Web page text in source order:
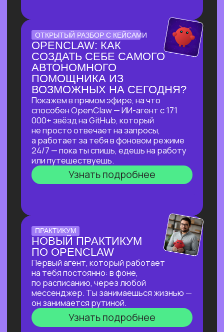
качественный комментарий для
СМИ
как собрать список компаний,
данные и инфографику по нужной
теме
как из самого примитивного
черновика «получить текст
уровня хорошего медиа»
Узнать подробнее
БОЛЬШОЙ ПРАКТИКУМ
ПО СОЗДАНИЮ
ВИЗУАЛЬНОГО КОНТЕНТА
С ИИ-ИНСТРУМЕНТАМИ,
ДОСТУПНЫМИ В РФ
За 2 часа покажем, как создавать
трендовый видеоконтент уровня Veo‑3,
ОТКРЫТАЯ ЛЕКЦИЯ
ИИ ДЛЯ РУКОВОДИТЕЛЯ:
КАК ОСВОБОДИТЬ 10+
ЧАСОВ В НЕДЕЛЮ
И ПОВЫСИТЬ
ЭФФЕКТИВНОСТЬ
КОМАНДЫ?
И перейти от «Мне не хватает времени
разобраться с ИИ» к «Часть вопросов
и процессов закрывает ИИ»